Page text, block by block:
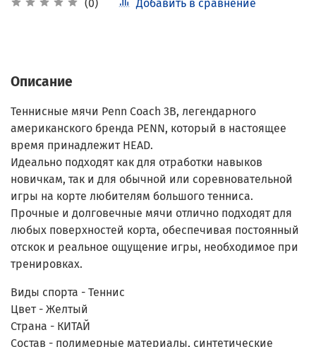
(0) Добавить в сравнение
Описание
Теннисные мячи Penn Coach 3B, легендарного
американского бренда PENN, который в настоящее
время принадлежит HEAD.
Идеально подходят как для отработки навыков
новичкам, так и для обычной или соревновательной
игры на корте любителям большого тенниса.
Прочные и долговечные мячи отлично подходят для
любых поверхностей корта, обеспечивая постоянный
отскок и реальное ощущение игры, необходимое при
тренировках.
Виды спорта - Теннис
Цвет - Желтый
Страна - КИТАЙ
Состав - полимерные материалы, синтетические